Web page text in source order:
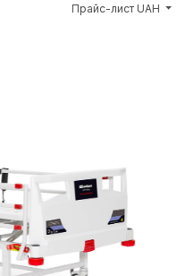
Прайс-лист UAH